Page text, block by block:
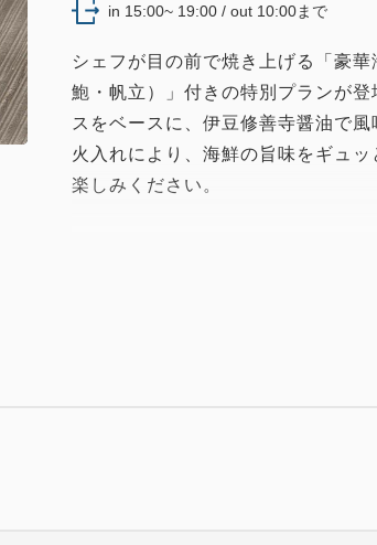
in 15:00~ 19:00 / out 10:00まで
シェフが目の前で焼き上げる「豪
鮑・帆立）」付きの特別プランが
スをベースに、伊豆修善寺醤油で
火入れにより、海鮮の旨味をギュ
楽しみください。
伊豆を代表する修善寺醤油を使用
※入店時にお渡しするコインをグ